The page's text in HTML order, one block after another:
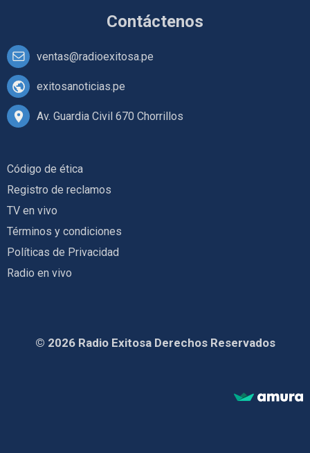
Contáctenos
ventas@radioexitosa.pe
exitosanoticias.pe
Av. Guardia Civil 670 Chorrillos
Código de ética
Registro de reclamos
TV en vivo
Términos y condiciones
Políticas de Privacidad
Radio en vivo
© 2026 Radio Exitosa Derechos Reservados